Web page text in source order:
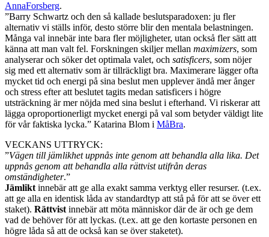
AnnaForsberg.
”Barry Schwartz och den så kallade beslutsparadoxen: ju fler
alternativ vi ställs inför, desto större blir den mentala belastningen.
Många val innebär inte bara fler möjligheter, utan också fler sätt att
känna att man valt fel. Forskningen skiljer mellan maximizers, som
analyserar och söker det optimala valet, och satisficers, som nöjer
sig med ett alternativ som är tillräckligt bra. Maximerare lägger ofta
mycket tid och energi på sina beslut men upplever ändå mer ånger
och stress efter att beslutet tagits medan satisficers i högre
utsträckning är mer nöjda med sina beslut i efterhand. Vi riskerar att
lägga oproportionerligt mycket energi på val som betyder väldigt lite
för vår faktiska lycka.” Katarina Blom i MåBra.
VECKANS UTTRYCK:
”Vägen till jämlikhet uppnås inte genom att behandla alla lika. Det
uppnås genom att behandla alla rättvist utifrån deras
omständigheter.”
Jämlikt innebär att ge alla exakt samma verktyg eller resurser. (t.ex.
att ge alla en identisk låda av standardtyp att stå på för att se över ett
staket). Rättvist innebär att möta människor där de är och ge dem
vad de behöver för att lyckas. (t.ex. att ge den kortaste personen en
högre låda så att de också kan se över staketet).